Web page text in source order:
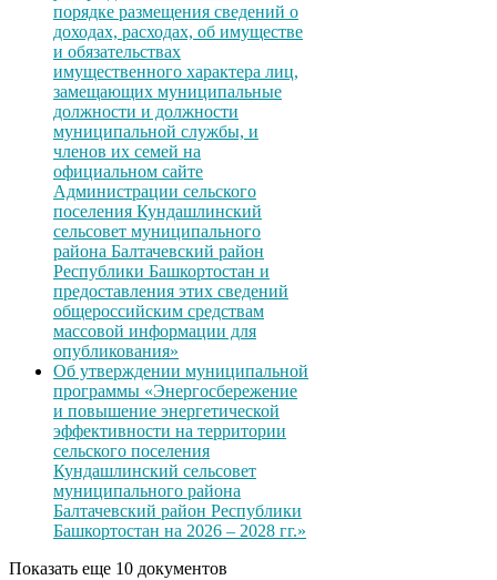
порядке размещения сведений о
доходах, расходах, об имуществе
и обязательствах
имущественного характера лиц,
замещающих муниципальные
должности и должности
муниципальной службы, и
членов их семей на
официальном сайте
Администрации сельского
поселения Кундашлинский
сельсовет муниципального
района Балтачевский район
Республики Башкортостан и
предоставления этих сведений
общероссийским средствам
массовой информации для
опубликования»
Об утверждении муниципальной
программы «Энергосбережение
и повышение энергетической
эффективности на территории
сельского поселения
Кундашлинский сельсовет
муниципального района
Балтачевский район Республики
Башкортостан на 2026 – 2028 гг.»
Показать еще 10 документов